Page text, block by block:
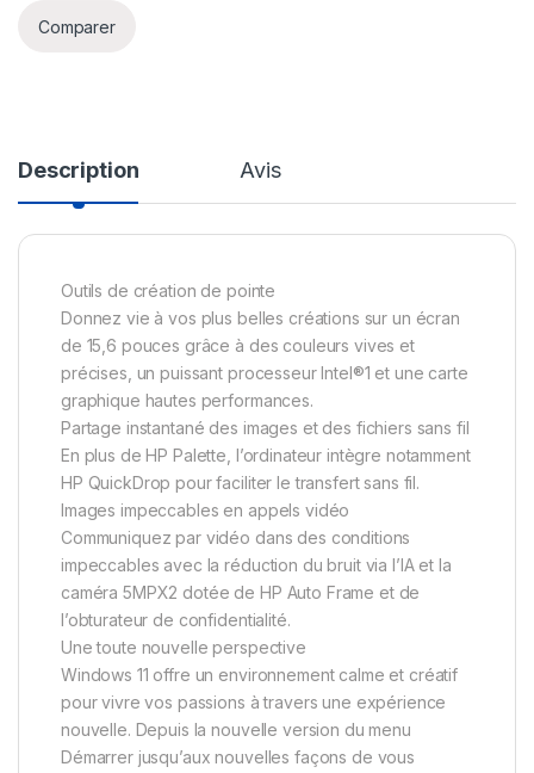
Comparer
Description Avis
Outils de création de pointe
Donnez vie à vos plus belles créations sur un écran
de 15,6 pouces grâce à des couleurs vives et
précises, un puissant processeur Intel®1 et une carte
graphique hautes performances.
Partage instantané des images et des fichiers sans fil
En plus de HP Palette, l’ordinateur intègre notamment
HP QuickDrop pour faciliter le transfert sans fil.
Images impeccables en appels vidéo
Communiquez par vidéo dans des conditions
impeccables avec la réduction du bruit via l’IA et la
caméra 5MPX2 dotée de HP Auto Frame et de
l’obturateur de confidentialité.
Une toute nouvelle perspective
Windows 11 offre un environnement calme et créatif
pour vivre vos passions à travers une expérience
nouvelle. Depuis la nouvelle version du menu
Démarrer jusqu’aux nouvelles façons de vous